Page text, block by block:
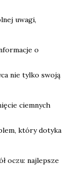
uwagi,
o
nie tylko swoją
ciemnych
który dotyka
oczu: najlepsze